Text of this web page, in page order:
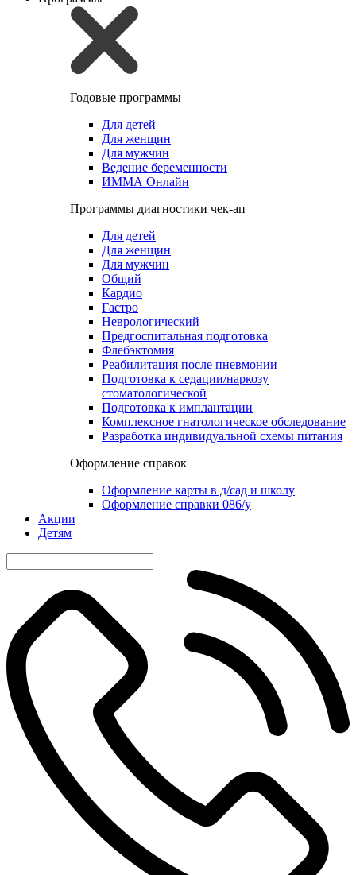
Годовые программы
Для детей
Для женщин
Для мужчин
Ведение беременности
ИММА Онлайн
Программы диагностики чек-ап
Для детей
Для женщин
Для мужчин
Общий
Кардио
Гастро
Неврологический
Предгоспитальная подготовка
Флебэктомия
Реабилитация после пневмонии
Подготовка к седации/наркозу
стоматологической
Подготовка к имплантации
Комплексное гнатологическое обследование
Разработка индивидуальной схемы питания
Оформление справок
Оформление карты в д/сад и школу
Оформление справки 086/у
Акции
Детям